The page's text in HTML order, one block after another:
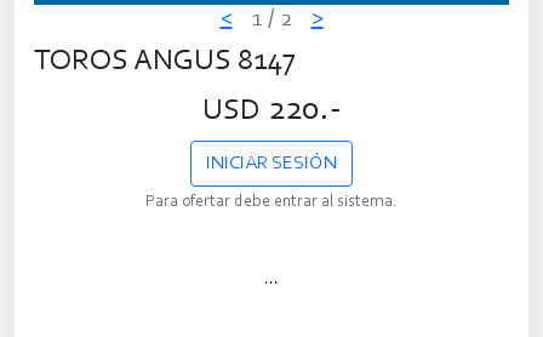
< 1 / 2 >
TOROS ANGUS 8147
USD 220.-
INICIAR SESIÓN
Para ofertar debe entrar al sistema.
...